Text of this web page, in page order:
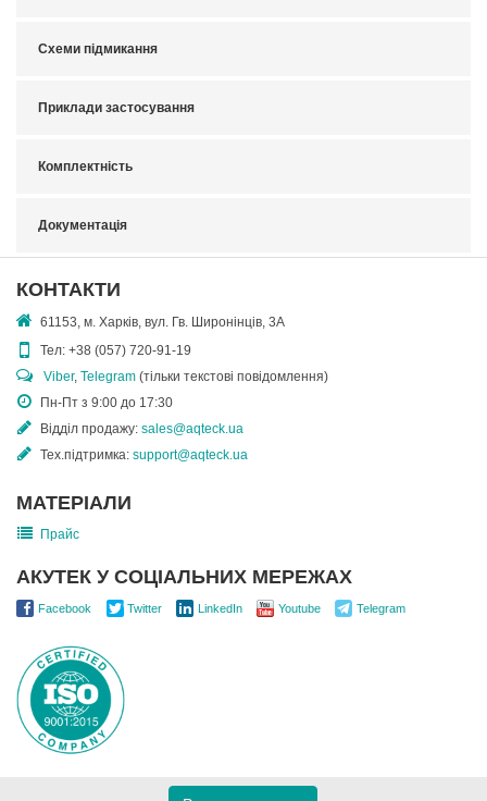
Схеми підмикання
Приклади застосування
Комплектність
Документація
КОНТАКТИ
61153, м. Харків, вул. Гв. Широнінців, 3А
Тел: +38 (057) 720-91-19
Viber, Telegram (тільки текстові повідомлення)
Пн-Пт з 9:00 до 17:30
Відділ продажу: sales@aqteck.ua
Тех.підтримка: support@aqteck.ua
МАТЕРІАЛИ
Прайс
АКУТЕК У СОЦІАЛЬНИХ МЕРЕЖАХ
Facebook Twitter LinkedIn Youtube Telegram